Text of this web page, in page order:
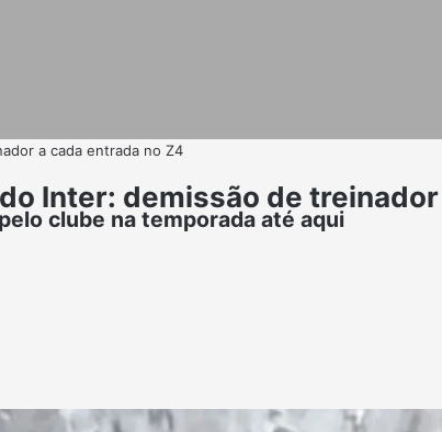
a cada entrada no Z4
Inter: demissão de
clube na temporada até aqui